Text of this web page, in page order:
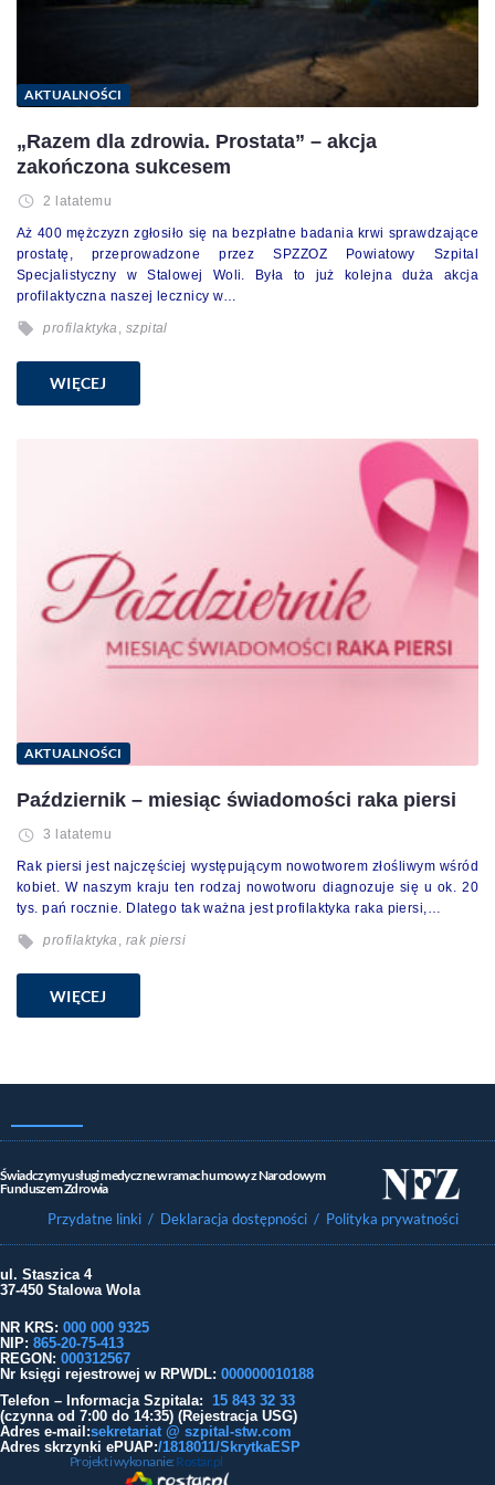
AKTUALNOŚCI
„Razem dla zdrowia. Prostata” – akcja
zakończona sukcesem
2 latatemu
Aż 400 mężczyzn zgłosiło się na bezpłatne badania krwi sprawdzające
prostatę, przeprowadzone przez SPZZOZ Powiatowy Szpital
Specjalistyczny w Stalowej Woli. Była to już kolejna duża akcja
profilaktyczna naszej lecznicy w…
profilaktyka , szpital
WIĘCEJ
AKTUALNOŚCI
Październik – miesiąc świadomości raka piersi
3 latatemu
Rak piersi jest najczęściej występującym nowotworem złośliwym wśród
kobiet. W naszym kraju ten rodzaj nowotworu diagnozuje się u ok. 20
tys. pań rocznie. Dlatego tak ważna jest profilaktyka raka piersi,…
profilaktyka , rak piersi
WIĘCEJ
Świadczymy usługi medyczne w ramach umowy z Narodowym
Funduszem Zdrowia
Przydatne linki / Deklaracja dostępności / Polityka prywatności
ul. Staszica 4
37-450 Stalowa Wola
NR KRS: 000 000 9325
NIP: 865-20-75-413
REGON: 000312567
Nr księgi rejestrowej w RPWDL: 000000010188
Telefon – Informacja Szpitala: 15 843 32 33
(czynna od 7:00 do 14:35) (Rejestracja USG)
Adres e-mail:sekretariat @ szpital-stw.com
Adres skrzynki ePUAP:/1818011/SkrytkaESP
Projekt i wykonanie: Rostar.pl